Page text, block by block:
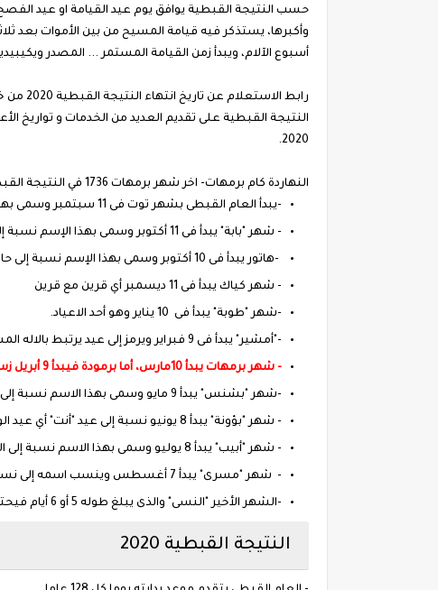
وأكبرها، يستذكر فيه قيامة المسيح من بين الأموات بعد
أسبوع الآلام، ويبدأ زمن القيامة المستمر ... المصدر
2020.
النهاردة كام برمهات- اخر شهر برمهات 1736 في النتيجة القبطية 2020
-يبدأ العام القبطى بشهر توت فى 11 سبتمبر وسمى بهذا الإسم نسبة إلى الاله المصري توت
- شهر "بابة" يبدأ فى 11 أكتوبر وسمى بهذا الإسم نسبة إلى عيد اوبت وهو عيد انتقال الاله امون من معبده في الكرنك إلى معبده في الأقصر
-هاتور يبدأ فى 10 أكتوبر وسمى بهذا الإسم نسبة إلى حاتحور الهة العطاء والحب والموسيقى
- شهر كياك يبدأ فى 11 ديسمبر أي قرين مع قرين
-شهر "طوبة" يبدأ فى 10 يناير وهو أحد الاعياد.
-"أمشير" يبدأ فى 9 فبراير ويرمز إلى عيد يرتبط بالاله المسئول عن الزوابع
- شهر برمهات يبدأ 10مارس، أما برمودة فيبدأ 9 أبريل زسمى نسبة إلى إله الحصاد
-شهر "بشنس" يبدأ 9 مايو وسمى بهذا الاسم نسبة إلى الاله "خونسو" إله القمر
- شهر "بؤونة" يبدأ 8 يونيو نسبة إلى عيد "أنت" أي عيد الوادى
- شهر "أبيب" يبدأ 8 يوليو وسمى بهذا الاسم نسبة إلى الإلهة أبيبى عند الفراعنة،
- شهر "مسرى" يبدأ 7 أغسطس وينسب اسمه إلى نسبة إلى ولادة "رع"
-الشهر الأخير "النسى" والذى يبلغ طوله 5 أو 6 أيام فيحتفل بأوزيريس في أول هذه الأيام.
النتيجة القبطية 2020